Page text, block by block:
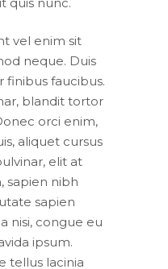
vel enim sit
neque. Duis
finibus faucibus.
blandit tortor
orci enim,
aliquet cursus
elit at
sapien nibh
sapien
nisi, congue eu
ipsum.
tellus lacinia